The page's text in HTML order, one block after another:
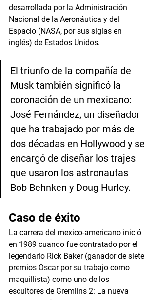
desarrollada por la Administración
Nacional de la Aeronáutica y del
Espacio (NASA, por sus siglas en
inglés) de Estados Unidos.
El triunfo de la compañía de
Musk también significó la
coronación de un mexicano:
José Fernández, un diseñador
que ha trabajado por más de
dos décadas en Hollywood y se
encargó de diseñar los trajes
que usaron los astronautas
Bob Behnken y Doug Hurley.
Caso de éxito
La carrera del mexico-americano inició
en 1989 cuando fue contratado por el
legendario Rick Baker (ganador de siete
premios Oscar por su trabajo como
maquillista) como uno de los
escultores de Gremlins 2: La nueva